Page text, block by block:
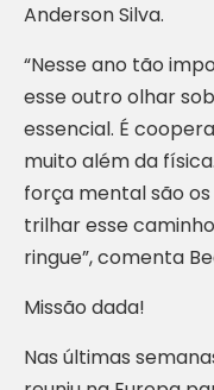
Anderson Silva.
“Nesse ano tão
esse outro olhar
essencial. É
muito além da
força mental são
trilhar esse
ringue”, comenta
Missão dada!
Nas últimas